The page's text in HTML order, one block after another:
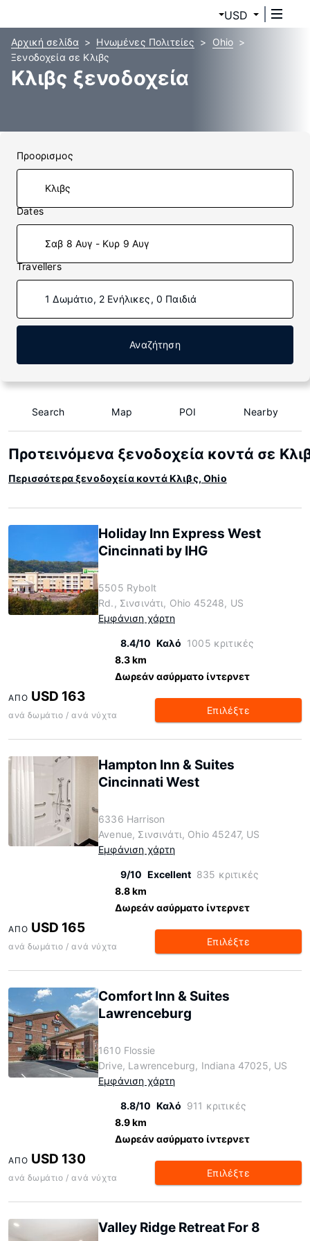
USD
Αρχική σελίδα Ηνωμένες Πολιτείες
Ohio
Ξενοδοχεία σε Κλιβς
Κλιβς ξενοδοχεία
Προορισμος
Dates
Σαβ 8 Αυγ - Κυρ 9 Αυγ
Travellers
1 Δωμάτιο, 2 Ενήλικες, 0 Παιδιά
Αναζήτηση
Search Map POI Nearby
Προτεινόμενα ξενοδοχεία κοντά σε
Περισσότερα ξενοδοχεία κοντά Κλιβς, Ohio
Holiday Inn Express West
Cincinnati by IHG
5505 Rybolt
Rd., Σινσινάτι, Ohio 45248, US
Εμφάνιση χάρτη
8.4/10 Καλό 1005 κριτικές
8.3 km
Δωρεάν ασύρματο ίντερνετ
ΑΠΌ USD 163
ανά δωμάτιο / ανά νύχτα Επιλέξτε
Hampton Inn & Suites
Cincinnati West
6336 Harrison
Avenue, Σινσινάτι, Ohio 45247, US
Εμφάνιση χάρτη
9/10 Excellent 835 κριτικές
8.8 km
Δωρεάν ασύρματο ίντερνετ
ΑΠΌ USD 165
ανά δωμάτιο / ανά νύχτα Επιλέξτε
Comfort Inn & Suites
Lawrenceburg
1610 Flossie
Drive, Lawrenceburg, Indiana 47025, US
Εμφάνιση χάρτη
8.8/10 Καλό 911 κριτικές
8.9 km
Δωρεάν ασύρματο ίντερνετ
ΑΠΌ USD 130
ανά δωμάτιο / ανά νύχτα Επιλέξτε
Valley Ridge Retreat For 8